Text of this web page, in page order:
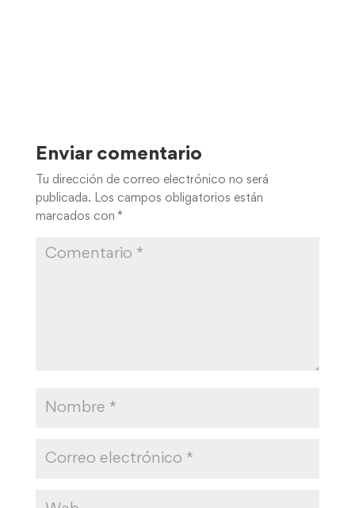
Enviar comentario
Tu dirección de correo electrónico no será
publicada. Los campos obligatorios están
marcados con *